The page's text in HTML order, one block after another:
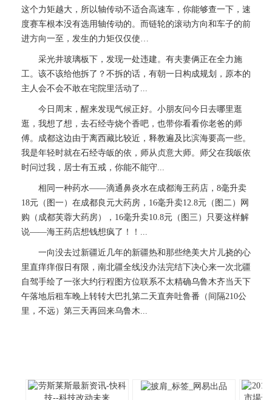
这个力矩越大，所以轴传动不适合高速车，你能够查一下，速
度赛车根本没有选用轴传动的。而链轮的滚动方向和车子的前
进方向一至，发生的力矩仅仅使…
采光井玻璃板下，发现一处违建。有夫妻俩正在全力施
工。该不该给他拆了？不拆的话，有朝一日构成规划，原本的
主人会不会不敢在宅院里活动了...
今日周末，醒来发现气候正好。小朋友问今日去哪里逛
逛，我想了想，去石经寺烧个香吧，也带你看看你老爸的师
傅。成都这边由于离西藏比较近，释教遍及比滨海要高一些。
我是年轻时就在石经寺皈的依，师从贞意大师。师父在我皈依
时问过我，居士有五戒，你能不能守...
相同一种药水——滴通鼻炎水在成都海王药店，8毫升卖
18元（图一）在成都良元大药房，16毫升卖12.8元（图二）网
购（成都芙蓉大药房），16毫升卖10.8元（图三）只要这样解
说——海王药店想钱想疯了！！...
一向没去过新疆近几年的新疆热和那些绝美大片儿挠的心
里直痒痒假日有限，南北疆全线没办法完结下决心来一次北疆
自驾手绘了一张大约行程图方位联系不太精确乌鲁木齐当天下
午落地后租车晚上转转大巴扎第二天直奔吐鲁番（间隔210公
里，不远）第三天再回来乌鲁木...